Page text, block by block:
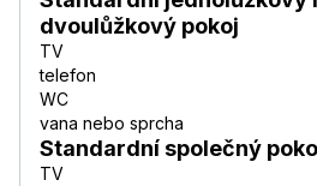
dvoulůžkový pokoj
TV
telefon
WC
vana nebo sprcha
Standardní společný
TV